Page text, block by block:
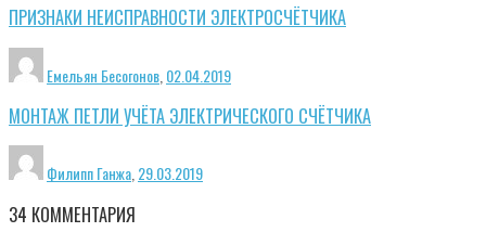
ПРИЗНАКИ НЕИСПРАВНОСТИ ЭЛЕКТРОСЧЁТЧИКА
Емельян Бесогонов 02.04.2019
МОНТАЖ ПЕТЛИ УЧЁТА ЭЛЕКТРИЧЕСКОГО СЧЁТЧИКА
Филипп Ганжа,29.03.2019
34 КОММЕНТАРИЯ